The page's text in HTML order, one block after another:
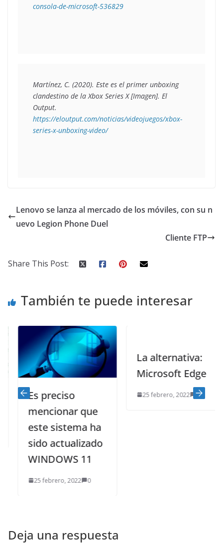
consola-de-microsoft-536829
Martínez, C. (2020). Este es el primer unboxing
clandestino de la Xbox Series X [Imagen]. El
https://eloutput.com/noticias/videojuegos/xbox-
series-x-unboxing-video/
Lenovo se lanza al mercado de los móviles, con su n
uevo Legion Phone Duel
Cliente FTP
Share This Post:
También te puede interesar
Es preciso
mencionar que
este sistema ha
sido actualizado
WINDOWS 11
25 febrero, 2022 0
La alternativa:
Microsoft Edge
25 febrero, 2022 0
Deja una respuesta